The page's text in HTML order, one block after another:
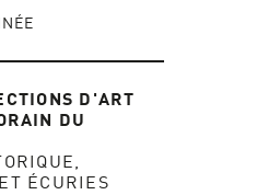
D'ART
DU
ÉCURIES